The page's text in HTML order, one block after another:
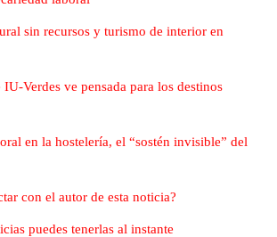
sin recursos y turismo de interior en
Verdes ve pensada para los destinos
en la hostelería, el “sostén invisible” del
con el autor de esta noticia?
puedes tenerlas al instante